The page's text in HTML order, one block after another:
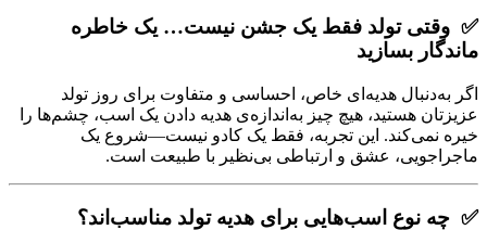
✅ وقتی تولد فقط یک جشن نیست… یک خاطره
ماندگار بسازید
اگر به‌دنبال هدیه‌ای خاص، احساسی و متفاوت برای روز تولد
عزیزتان هستید، هیچ چیز به‌اندازه‌ی هدیه دادن یک اسب، چشم‌ها را
خیره نمی‌کند. این تجربه، فقط یک کادو نیست—شروع یک
ماجراجویی، عشق و ارتباطی بی‌نظیر با طبیعت است.
✅ چه نوع اسب‌هایی برای هدیه تولد مناسب‌اند؟